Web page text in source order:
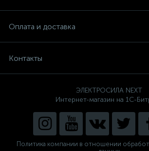
Оплата и доставка
Контакты
ЭЛЕКТРОСИЛА NEXT
Интернет-магазин на 1С-
Политика компании в отношении